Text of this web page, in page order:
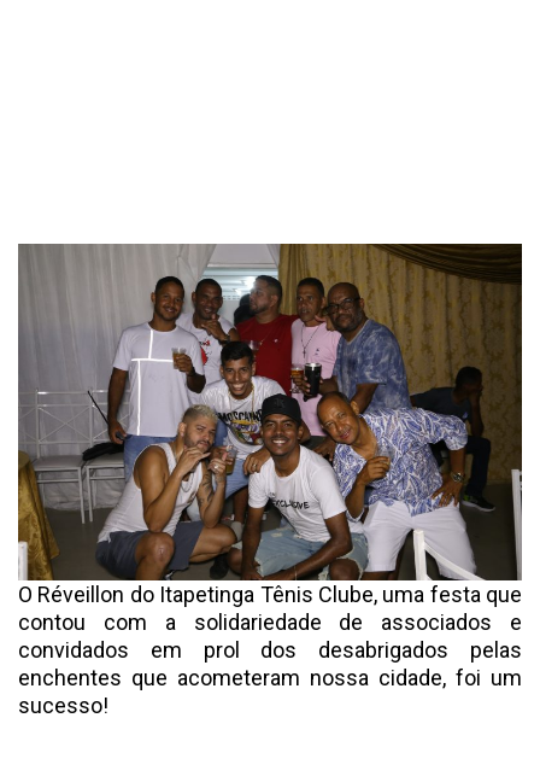
O Réveillon do Itapetinga Tênis Clube, uma festa que
contou com a solidariedade de associados e
convidados em prol dos desabrigados pelas
enchentes que acometeram nossa cidade, foi um
sucesso!